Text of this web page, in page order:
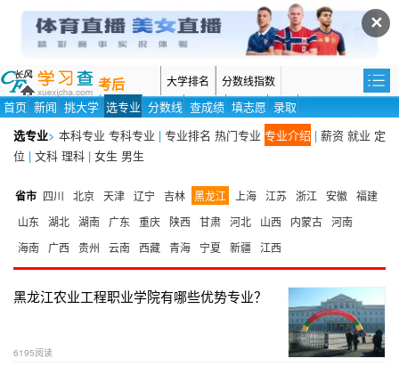
✕
考后 大学排名 分数线指数
首页 新闻 挑大学 选专业 分数线 查成绩 填志愿 录取
选专业> 本科专业 专科专业 | 专业排名 热门专业 专业介绍 | 薪资 就业 定
位 | 文科 理科 | 女生 男生
省市 四川 北京 天津 辽宁 吉林 黑龙江 上海 江苏 浙江 安徽 福建
山东
湖北 湖南 广东 重庆 陕西 甘肃 河北 山西 内蒙古 河南
海南
广西 贵州 云南 西藏 青海 宁夏 新疆 江西
黑龙江农业工程职业学院有哪些优势专业？
6195阅读